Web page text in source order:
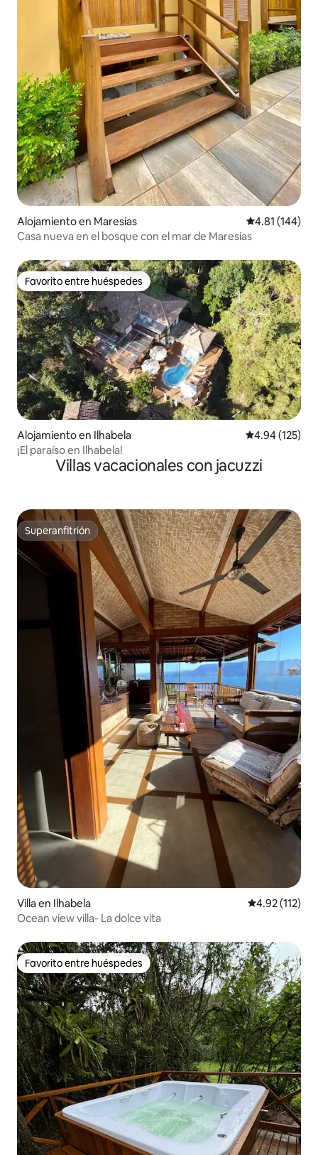
Alojamiento en Maresias Calificación
4.81 (144)
Casa nueva en el bosque con el mar de Maresias
Favorito entre huéspedes
Favorito entre huéspedes
Alojamiento en Ilhabela Calificación
4.94 (125)
¡El paraíso en Ilhabela!
Villas vacacionales con jacuzzi
Superanfitrión
Superanfitrión
Villa en Ilhabela Calificación
4.92 (112)
Ocean view villa- La dolce vita
Favorito entre huéspedes
Favorito entre huéspedes